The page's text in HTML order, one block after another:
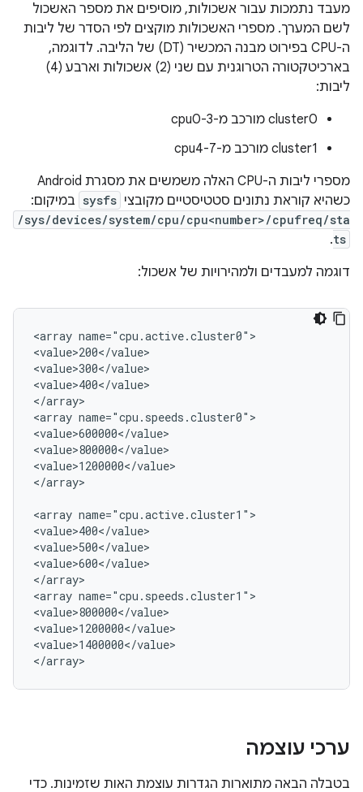
מעבד נתמכות עבור אשכולות, מוסיפים את מספר האשכול
לשם המערך. מספרי האשכולות מוקצים לפי הסדר של ליבות
ה-CPU בפירוט מבנה המכשיר (DT) של הליבה. לדוגמה,
בארכיטקטורה הטרוגנית עם שני (2) אשכולות וארבע (4)
ליבות:
‫cluster0 מורכב מ-cpu0-3
‫cluster1 מורכב מ-cpu4-7
מספרי ליבות ה-CPU האלה משמשים את מסגרת Android
כשהיא קוראת נתונים סטטיסטיים מקובצי sysfs במיקום:
/sys/devices/system/cpu/cpu<number>/cpufreq/sta
ts
.
דוגמה למעבדים ולמהירויות של אשכול:
<array name="cpu.active.cluster0">
<value>200</value>
<value>300</value>
<value>400</value>
</array>
<array name="cpu.speeds.cluster0">
<value>600000</value>
<value>800000</value>
<value>1200000</value>
</array>
<array name="cpu.active.cluster1">
<value>400</value>
<value>500</value>
<value>600</value>
</array>
<array name="cpu.speeds.cluster1">
<value>800000</value>
<value>1200000</value>
<value>1400000</value>
ערכי עוצמה
בטבלה הבאה מתוארות הגדרות עוצמת האות שזמינות. כדי